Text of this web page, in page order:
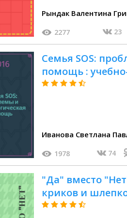
Рындак Валентина
2277 23
Семья SOS:
помощь :
Иванова Светлана
1978 74
"Да" вместо
криков и